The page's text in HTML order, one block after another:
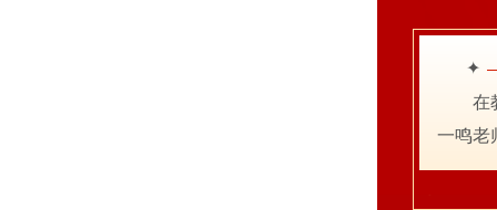
✦
在
一鸣老